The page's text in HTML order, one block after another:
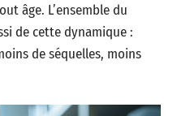
âge. L’ensemble du
de cette dynamique :
de séquelles, moins